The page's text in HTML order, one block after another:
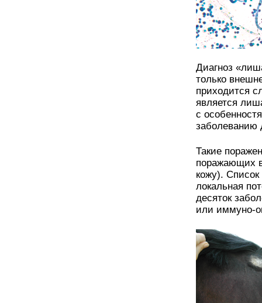
Диагноз
только
приходится
является
с
заболеванию
Такие
поражающих
кожу).
локальная
десяток
или иммуно-